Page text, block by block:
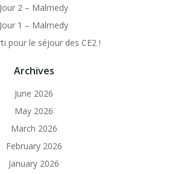
Jour 2 – Malmedy
Jour 1 – Malmedy
pour le séjour des CE2 !
Archives
June 2026
May 2026
March 2026
February 2026
January 2026